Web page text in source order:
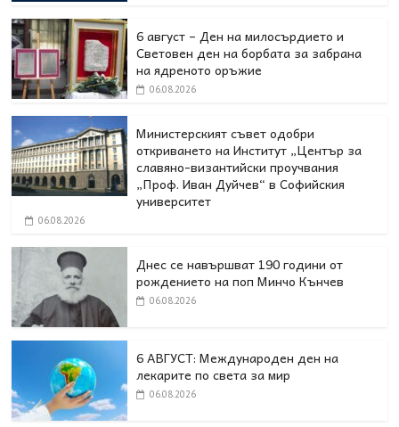
6 август – Ден на милосърдието и
Световен ден на борбата за забрана
на ядреното оръжие
06.08.2026
Министерският съвет одобри
откриването на Институт „Център за
славяно-византийски проучвания
„Проф. Иван Дуйчев“ в Софийския
университет
06.08.2026
Днес се навършват 190 години от
рождението на поп Минчо Кънчев
06.08.2026
6 АВГУСТ: Международен ден на
лекарите по света за мир
06.08.2026